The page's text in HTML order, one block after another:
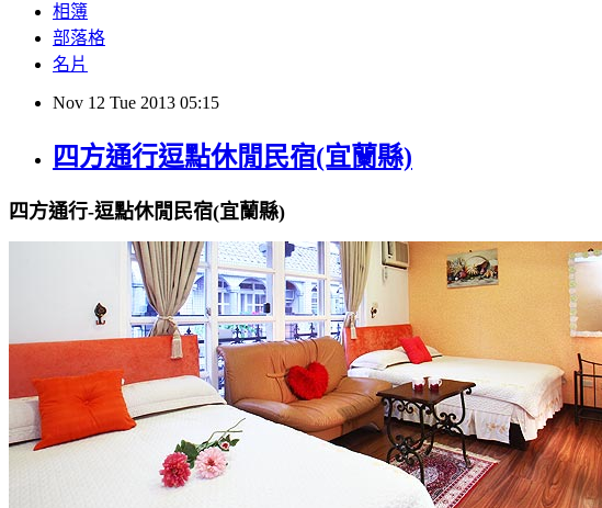
相簿
部落格
名片
Nov 12 Tue 2013 05:15
四方通行逗點休閒民宿(宜蘭縣)
四方通行-逗點休閒民宿(宜蘭縣)